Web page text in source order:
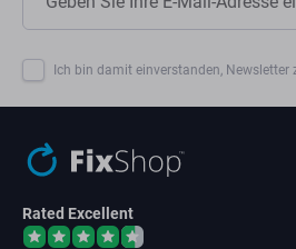
Ich bin damit einverstanden, Newsletter
Rated Excellent